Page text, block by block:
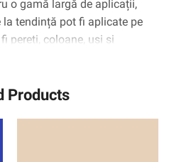
o gamă largă de aplicații,
la tendință pot fi aplicate pe
pereți, coloane, uși și
și accelerând procesul
Products